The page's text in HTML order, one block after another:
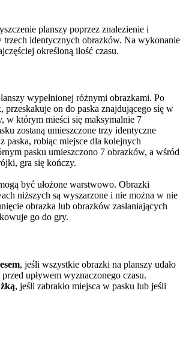
planszy poprzez znalezienie i
trzech identycznych obrazków. Na wykonanie
określoną ilość czasu.
wypełnionej różnymi obrazkami. Po
on do paska znajdującego się w
w którym mieści się maksymalnie 7
zostaną umieszczone trzy identyczne
paska, robiąc miejsce dla kolejnych
pasku umieszczono 7 obrazków, a wśród
gra się kończy.
być ułożone warstwowo. Obrazki
niższych są wyszarzone i nie można w nie
obrazka lub obrazków zasłaniających
go do gry.
, jeśli wszystkie obrazki na planszy udało
upływem wyznaczonego czasu.
, jeśli zabrakło miejsca w pasku lub jeśli